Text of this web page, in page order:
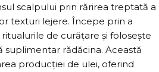
scalpului prin rărirea treptată a
texturi lejere. Începe prin a
de curățare și folosește
suplimentar rădăcina. Această
producției de ulei, oferind